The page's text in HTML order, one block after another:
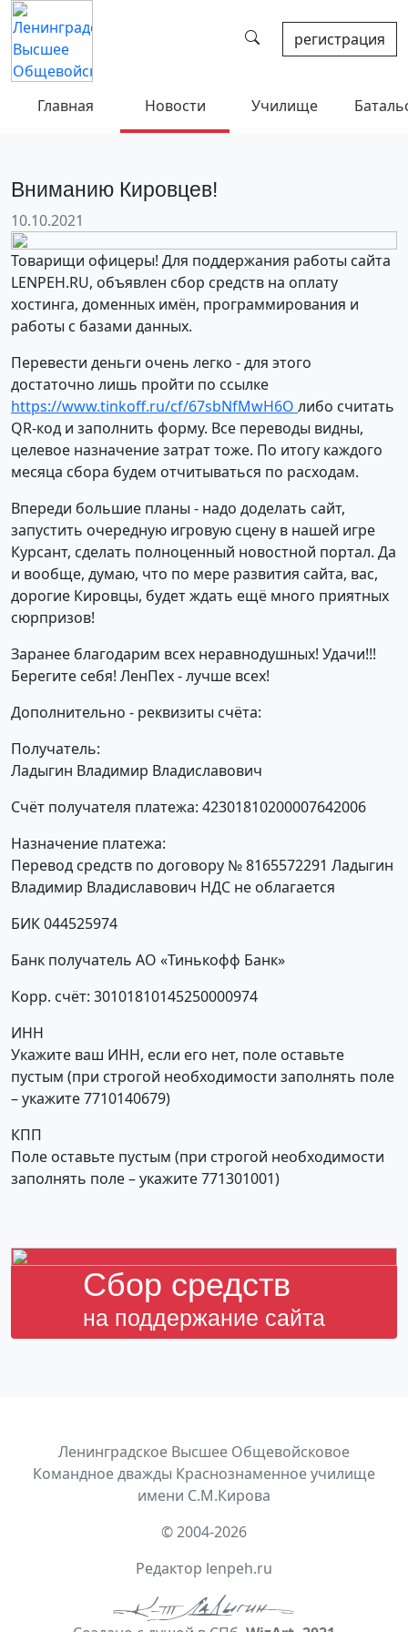
регистрация
Главная Новости Училище
Вниманию Кировцев!
10.10.2021
Товарищи офицеры! Для поддержания работы сайта
LENPEH.RU, объявлен сбор средств на оплату
хостинга, доменных имён, программирования и
работы с базами данных.
Перевести деньги очень легко - для этого
достаточно лишь пройти по ссылке
https://www.tinkoff.ru/cf/67sbNfMwH6O либо считать
QR-код и заполнить форму. Все переводы видны,
целевое назначение затрат тоже. По итогу каждого
месяца сбора будем отчитываться по расходам.
Впереди большие планы - надо доделать сайт,
запустить очередную игровую сцену в нашей игре
Курсант, сделать полноценный новостной портал. Да
и вообще, думаю, что по мере развития сайта, вас,
дорогие Кировцы, будет ждать ещё много приятных
сюрпризов!
Заранее благодарим всех неравнодушных! Удачи!!!
Берегите себя! ЛенПех - лучше всех!
Дополнительно - реквизиты счёта:
Получатель:
Ладыгин Владимир Владиславович
Счёт получателя платежа: 42301810200007642006
Назначение платежа:
Перевод средств по договору № 8165572291 Ладыгин
Владимир Владиславович НДС не облагается
БИК 044525974
Банк получатель АО «Тинькофф Банк»
Корр. счёт: 30101810145250000974
ИНН
Укажите ваш ИНН, если его нет, поле оставьте
пустым (при строгой необходимости заполнять поле
– укажите 7710140679)
КПП
Поле оставьте пустым (при строгой необходимости
заполнять поле – укажите 771301001)
Cбор средств
на поддержание сайта
Ленинградское Высшее Общевойсковое
Командное дважды Краснознаменное училище
имени С.М.Кирова
© 2004-2026
Редактор lenpeh.ru